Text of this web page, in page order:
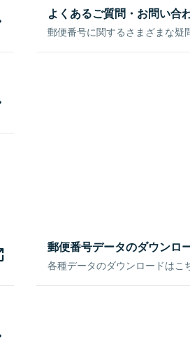
よくあるご質問・お問い合
郵便番号に関するさまざまな疑
郵便番号データのダウンロ
各種データのダウンロードはこ